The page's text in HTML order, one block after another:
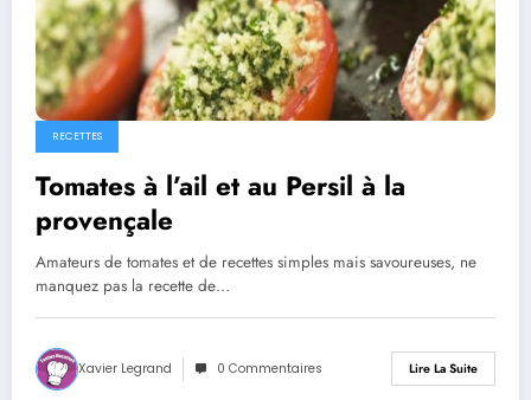
RECETTES
Tomates à l’ail et au Persil à la
provençale
Amateurs de tomates et de recettes simples mais savoureuses, ne
manquez pas la recette de…
Xavier Legrand 0 Commentaires Lire La Suite